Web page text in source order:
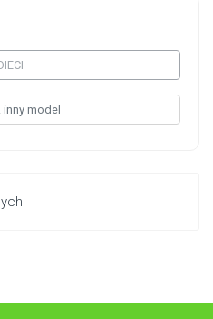
model